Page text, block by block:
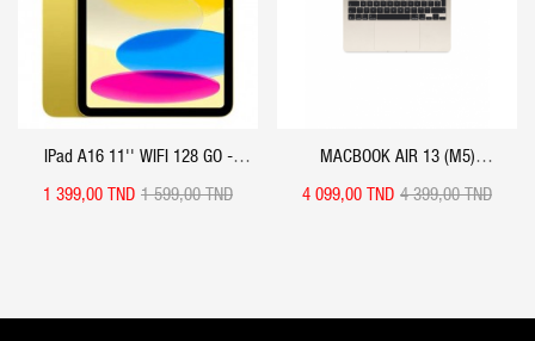
IPad A16 11'' WIFI 128 GO -
YELLOW1 599,00 TND
1 399,00 TND
MACBOOK AIR 13 (M5)
16GB/512GB4 399,00 TND
4 099,00 TND